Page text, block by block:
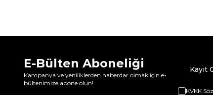
E-Bülten Aboneliği
Kampanya ve yeniliklerden haberdar olmak için e-
bültenimize abone olun!
Kayıt
KVKK